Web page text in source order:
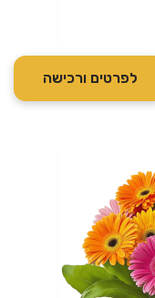
לפרטים ורכישה